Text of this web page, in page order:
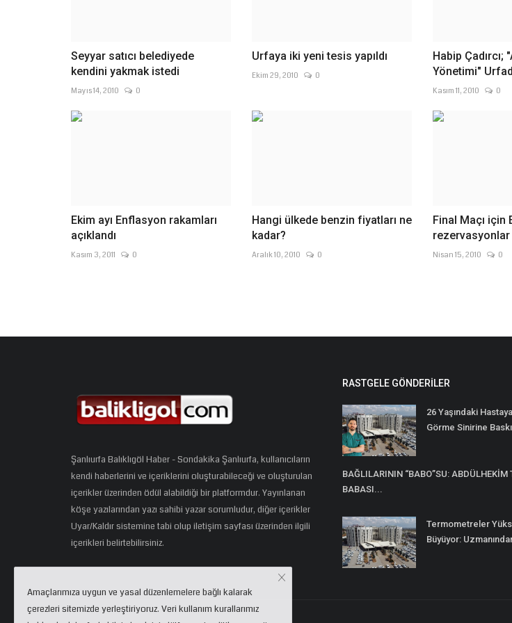
Seyyar satıcı belediyede
kendini yakmak istedi
Mayıs 14, 2010 0
Urfaya iki yeni tesis yapıldı
Ekim 29, 2010 0
Habip Çadırcı;
Yönetimi"
Kasım 11, 2010 0
Ekim ayı Enflasyon rakamları
açıklandı
Kasım 3, 2011 0
Hangi ülkede benzin fiyatları ne
kadar?
Aralık 10, 2010 0
Final Maçı için
rezervasyonlar
Nisan 15, 2010 0
Şanlıurfa Balıklıgöl Haber - Sondakika Şanlıurfa, kullanıcıların
kendi haberlerini ve içeriklerini oluşturabileceği ve oluşturulan
içerikler üzerinden ödül alabildiği bir platformdur. Yayınlanan
köşe yazılarından yazı sahibi yazar sorumludur, diğer içerikler
Uyar/Kaldır sistemine tabi olup iletişim sayfası üzerinden ilgili
içerikleri belirtebilirsiniz.
RASTGELE GÖNDERILER
26 Yaşındaki
Görme Sinirine
BAĞLILARININ “BABO”SU: ABDÜLHEKİM
BABASI...
Termometreler
Büyüyor:
Amaçlarımıza uygun ve yasal düzenlemelere bağlı kalarak
çerezleri sitemizde yerleştiriyoruz. Veri kullanım kurallarımız